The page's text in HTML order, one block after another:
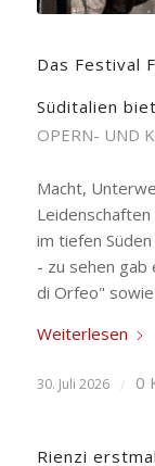
Das Festival
Süditalien
OPERN- UND
Macht,
im tiefen
- zu sehen gab
di Orfeo"
Weiterlesen
30. Juli 2026 / 0
Rienzi